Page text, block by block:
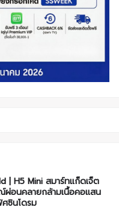
| H5 Mini สมาร์ทแก็ดเจ็ต
อนคลายกล้ามเนื้อคอแสน
ซินโดรม